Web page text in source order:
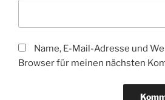
Name, E-Mail-Adresse und
Browser für meinen nächsten